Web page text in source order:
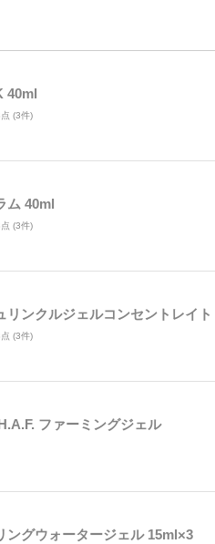
40ml
(3件)
ム 40ml
(3件)
リンクルジェルコンセントレイト
(3件)
ファーミングジェル
ングウォータージェル 15ml×3